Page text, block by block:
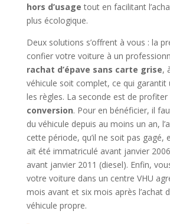
hors d’usage tout en facilitant
plus écologique.
Deux solutions s’offrent à vous : la
confier votre voiture à un
rachat d’épave sans carte grise,
véhicule soit complet, ce qui garantit
les règles. La seconde est de profiter
conversion. Pour en bénéficier, il
du véhicule depuis au moins un an,
cette période, qu’il ne soit pas gagé,
ait été immatriculé avant janvier
avant janvier 2011 (diesel). Enfin,
votre voiture dans un centre VHU
mois avant et six mois après l’achat
véhicule propre.